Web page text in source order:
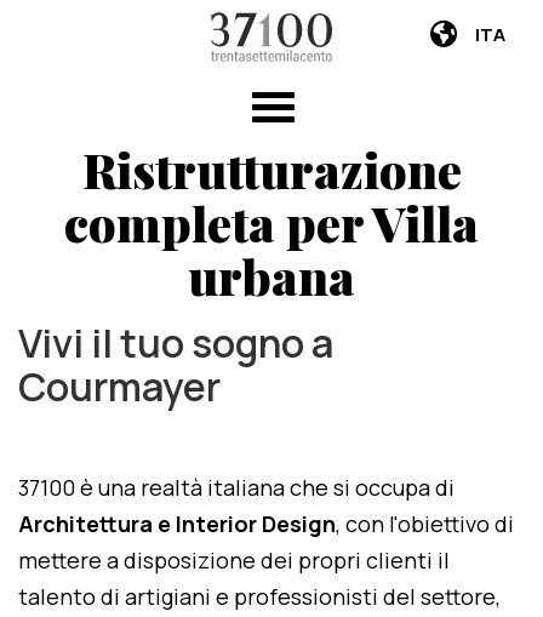
ITA
Ristrutturazione
completa per Villa
urbana
Vivi il tuo sogno a
Courmayer
37100 è una realtà italiana che si occupa di
Architettura e Interior Design, con l'obiettivo di
mettere a disposizione dei propri clienti il
talento di artigiani e professionisti del settore,